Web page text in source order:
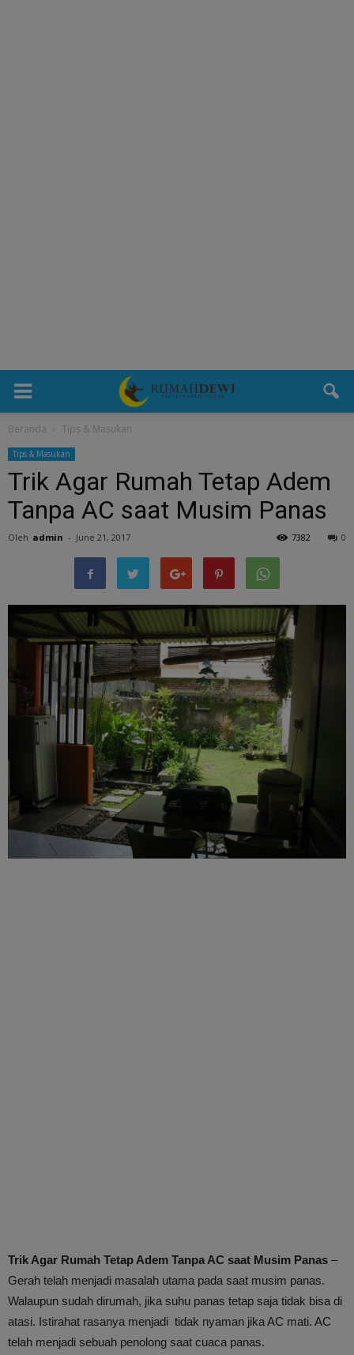
Beranda Tips & Masukan
Tips & Masukan
Trik Agar Rumah Tetap Adem
Tanpa AC saat Musim Panas
Oleh admin - June 21, 2017 0
7382
Trik Agar Rumah Tetap Adem Tanpa AC saat Musim Panas –
Gerah telah menjadi masalah utama pada saat musim panas.
Walaupun sudah dirumah, jika suhu panas tetap saja tidak bisa di
atasi. Istirahat rasanya menjadi tidak nyaman jika AC mati. AC
telah menjadi sebuah penolong saat cuaca panas.